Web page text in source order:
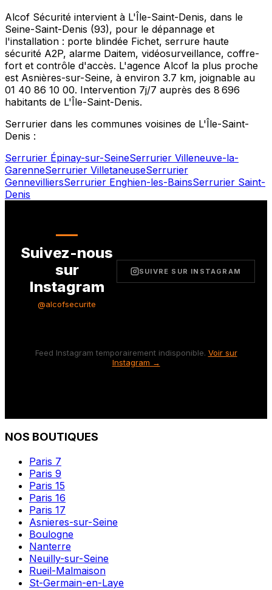
Alcof Sécurité intervient à L'Île-Saint-Denis, dans le
Seine-Saint-Denis (93), pour le dépannage et
l'installation : porte blindée Fichet, serrure haute
sécurité A2P, alarme Daitem, vidéosurveillance, coffre-
fort et contrôle d'accès. L'agence Alcof la plus proche
est Asnières-sur-Seine, à environ 3.7 km, joignable au
01 40 86 10 00. Intervention 7j/7 auprès des 8 696
habitants de L'Île-Saint-Denis.
Serrurier dans les communes voisines de L'Île-Saint-
Denis :
Serrurier Épinay-sur-SeineSerrurier Villeneuve-la-
GarenneSerrurier VilletaneuseSerrurier
GennevilliersSerrurier Enghien-les-BainsSerrurier Saint-
Denis
Suivez-nous
sur
Instagram
@alcofsecurite
SUIVRE SUR INSTAGRAM
Feed Instagram temporairement indisponible. Voir sur
Instagram →
NOS BOUTIQUES
Paris 7
Paris 9
Paris 15
Paris 16
Paris 17
Asnieres-sur-Seine
Boulogne
Nanterre
Neuilly-sur-Seine
Rueil-Malmaison
St-Germain-en-Laye